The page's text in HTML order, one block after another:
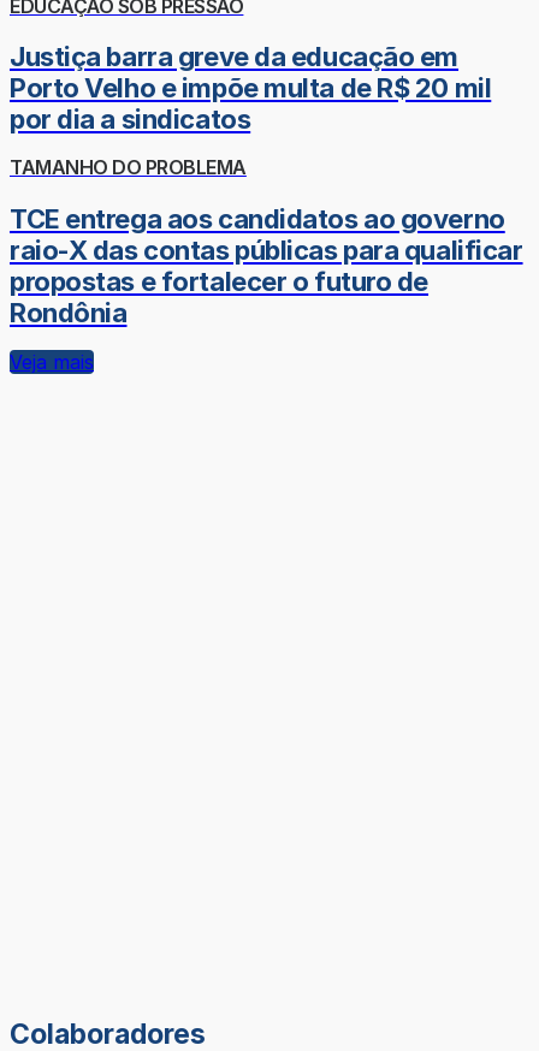
EDUCAÇÃO SOB PRESSÃO
Justiça barra greve da educação em
Porto Velho e impõe multa de R$ 20 mil
por dia a sindicatos
TAMANHO DO PROBLEMA
TCE entrega aos candidatos ao governo
raio-X das contas públicas para qualificar
propostas e fortalecer o futuro de
Rondônia
Veja mais
Colaboradores